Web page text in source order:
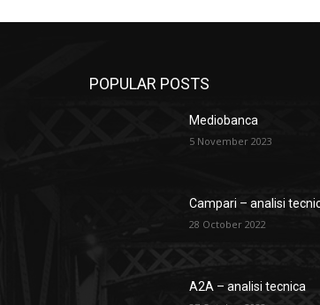
POPULAR POSTS
Mediobanca
5 November 2023
Campari – analisi
28 October 2022
A2A – analisi tecnica